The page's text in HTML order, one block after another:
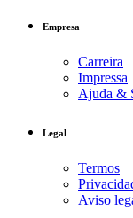
Empresa
Carreira
Impressa
Ajuda &
Legal
Termos
Aviso